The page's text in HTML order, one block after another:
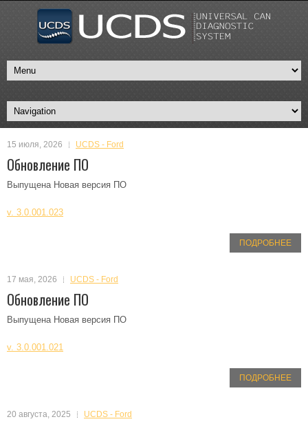
15 июля, 2026 UCDS - Ford
Обновление ПО
Выпущена Новая версия ПО
v. 3.0.001.023
ПОДРОБНЕЕ
17 мая, 2026 UCDS - Ford
Обновление ПО
Выпущена Новая версия ПО
v. 3.0.001.021
ПОДРОБНЕЕ
20 августа, 2025 UCDS - Ford